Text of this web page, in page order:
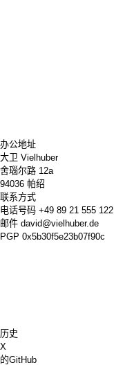
办公地址
大卫 Vielhuber
舍瑙尔路 12a
94036 帕绍
联系方式
电话号码 +49 89 21 555 122
邮件 david@vielhuber.de
PGP 0x5b30f5e23b07f90c
历史
X
的GitHub